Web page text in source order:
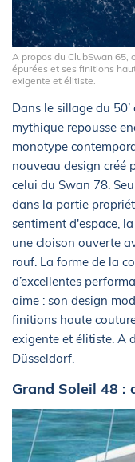
A propos du ClubSwan 65,
épurées et ses finitions
exigente et élitiste.
Dans le sillage du
mythique repousse
monotype
nouveau design créé
celui du Swan 78.
dans la partie
sentiment d'espace,
une cloison ouverte
rouf. La forme de la
d’excellentes
aime : son design
finitions haute
exigente et élitiste. A
Düsseldorf.
Grand Soleil 48 :